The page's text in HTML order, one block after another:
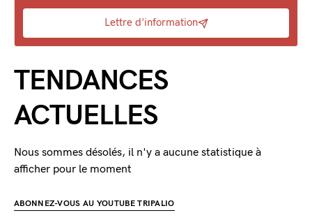
Lettre d'information
TENDANCES
ACTUELLES
Nous sommes désolés, il n'y a aucune statistique à
afficher pour le moment
ABONNEZ-VOUS AU YOUTUBE TRIPALIO